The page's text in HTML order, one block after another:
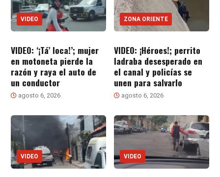
VIDEO
VIDEO: ‘¡Tá’ loca!’; mujer
en motoneta pierde la
razón y raya el auto de
un conductor
agosto 6, 2026
ZONA ORIENTE
VIDEO: ¡Héroes!; perrito
ladraba desesperado en
el canal y policías se
unen para salvarlo
agosto 6, 2026
VIDEO VIDEO